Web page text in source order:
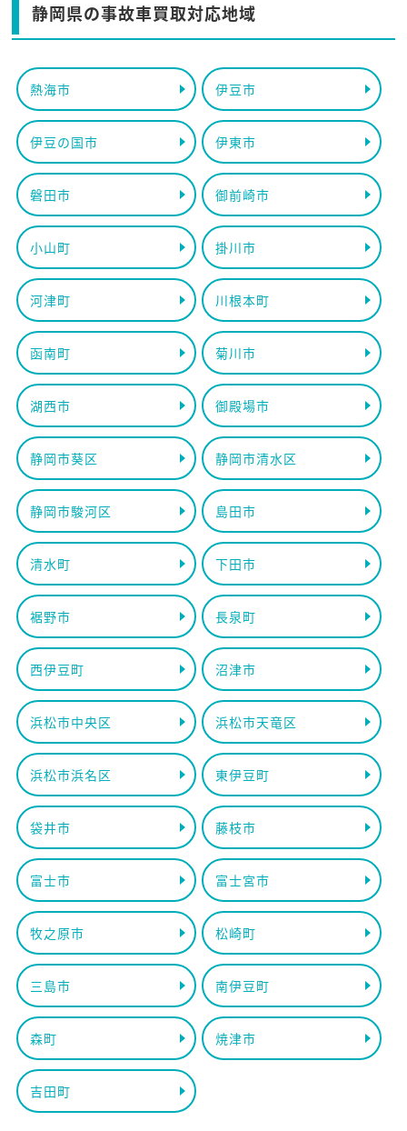
静岡県の事故車買取対応地域
熱海市 伊豆市
伊豆の国市 伊東市
磐田市 御前崎市
小山町 掛川市
河津町 川根本町
函南町 菊川市
湖西市 御殿場市
静岡市葵区 静岡市清水区
静岡市駿河区 島田市
清水町 下田市
裾野市 長泉町
西伊豆町 沼津市
浜松市中央区 浜松市天竜区
浜松市浜名区 東伊豆町
袋井市 藤枝市
富士市 富士宮市
牧之原市 松崎町
三島市 南伊豆町
森町 焼津市
吉田町